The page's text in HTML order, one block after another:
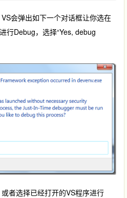
会弹出如下一个对话框让你选在
行Debug，选择“Yes, debug
者选择已经打开的VS程序进行